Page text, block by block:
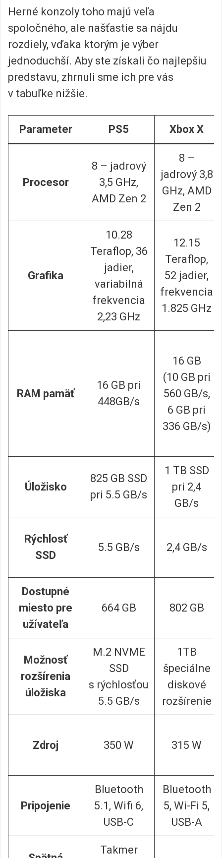
Herné konzoly toho majú veľa
spoločného, ale našťastie sa nájdu
rozdiely, vďaka ktorým je výber
jednoduchší. Aby ste získali čo najlepšiu
predstavu, zhrnuli sme ich pre vás
v tabuľke nižšie.
Parameter PS5 Xbox X
Procesor
8 – jadrový
3,5 GHz,
AMD Zen 2
8 –
jadrový 3,8
GHz, AMD
Zen 2
Grafika
10.28
Teraflop, 36
jadier,
variabilná
frekvencia
2,23 GHz
12.15
Teraflop,
52 jadier,
frekvencia
1.825 GHz
RAM pamäť
16 GB pri
448GB/s
16 GB
(10 GB pri
560 GB/s,
6 GB pri
336 GB/s)
Úložisko
825 GB SSD
pri 5.5 GB/s
1 TB SSD
pri 2,4
GB/s
Rýchlosť
SSD
5.5 GB/s 2,4 GB/s
Dostupné
miesto pre
užívateľa
664 GB 802 GB
Možnosť
rozšírenia
úložiska
M.2 NVME
SSD
s rýchlosťou
5.5 GB/s
1TB
špeciálne
diskové
rozšírenie
Zdroj 350 W 315 W
Pripojenie
Bluetooth
5.1, Wifi 6,
USB-C
Bluetooth
5, Wi-Fi 5,
USB-A
Takmer